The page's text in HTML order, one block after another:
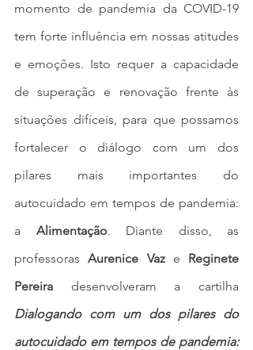
momento de pandemia da COVID-19
tem forte influência em nossas atitudes
e emoções. Isto requer a capacidade
de superação e renovação frente às
situações difíceis, para que possamos
fortalecer o diálogo com um dos
pilares mais importantes do
autocuidado em tempos de pandemia:
a Alimentação. Diante disso, as
professoras Aurenice Vaz e Reginete
Pereira
Dialogando com um dos pilares do
autocuidado em tempos de pandemia: